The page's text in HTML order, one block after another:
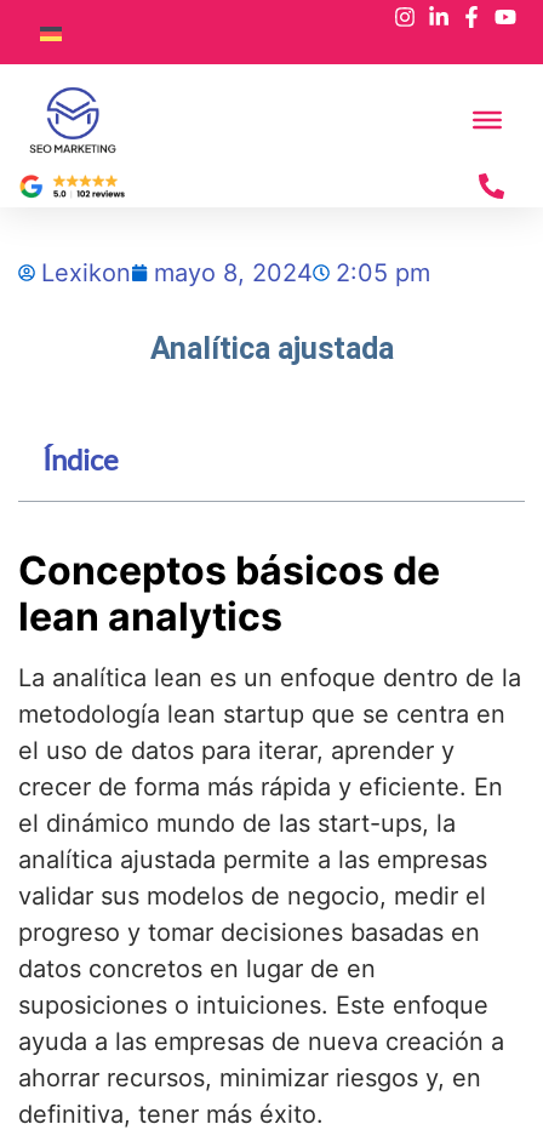
Lexikon mayo 8, 2024 2:05 pm
Analítica ajustada
Índice
Conceptos básicos de
lean analytics
La analítica lean es un enfoque dentro de la
metodología lean startup que se centra en
el uso de datos para iterar, aprender y
crecer de forma más rápida y eficiente. En
el dinámico mundo de las start-ups, la
analítica ajustada permite a las empresas
validar sus modelos de negocio, medir el
progreso y tomar decisiones basadas en
datos concretos en lugar de en
suposiciones o intuiciones. Este enfoque
ayuda a las empresas de nueva creación a
ahorrar recursos, minimizar riesgos y, en
definitiva, tener más éxito.